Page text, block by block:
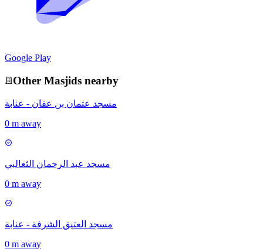
Google Play
Other Masjids nearby
مسجد عثمان بن عفان - عنابة
0 m away
مسجد عبد الرحمان الثعالبي
0 m away
مسجد العتيق الشرفة - عنابة
0 m away